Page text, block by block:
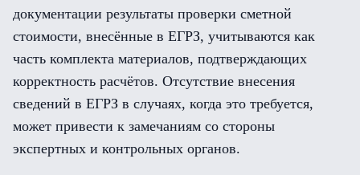
документации результаты проверки сметной
стоимости, внесённые в ЕГРЗ, учитываются как
часть комплекта материалов, подтверждающих
корректность расчётов. Отсутствие внесения
сведений в ЕГРЗ в случаях, когда это требуется,
может привести к замечаниям со стороны
экспертных и контрольных органов.